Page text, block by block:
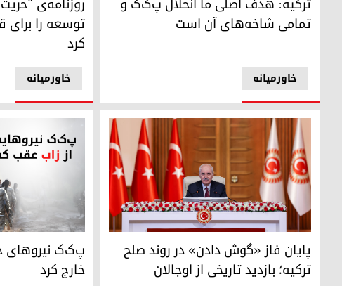
خاورمیانه
تمامی شاخه‌های آن است
خاورمیانه
توسعه را
کرد
نعمان کورتولموش، رئیس پارلمان ترکیه
پایان فاز «گوش دادن» در روند صلح
ترکیه؛ بازدید تاریخی از اوجالان
پ‌ک‌ک نیروهای خود
پ‌ک‌ک نیروهای
خارج کرد